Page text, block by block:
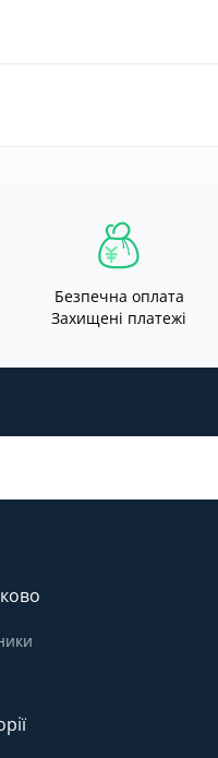
Безпечна оплата
Захищені платежі